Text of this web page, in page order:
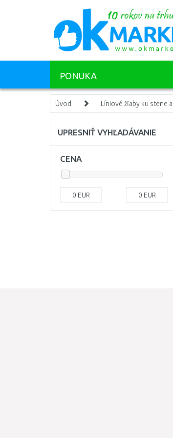
PONUKA
Úvod Líniové žľaby ku stene
UPRESNIŤ VYHĽADÁVANIE
CENA
0 EUR 0 EUR